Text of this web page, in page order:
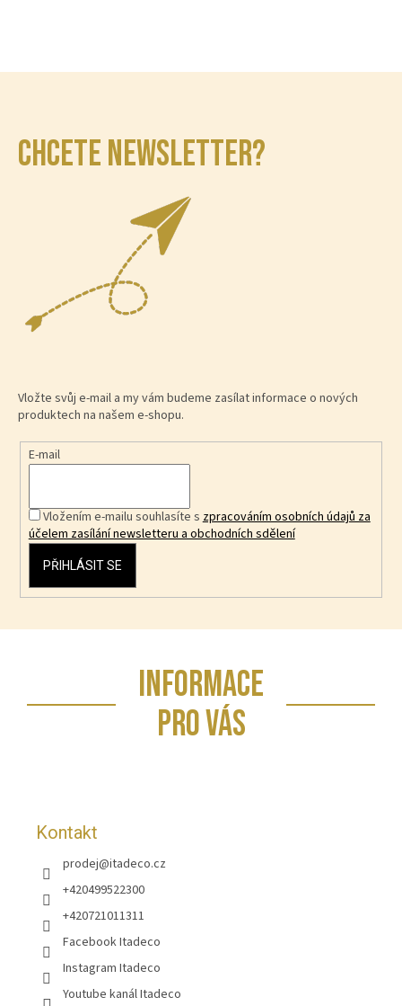
CHCETE NEWSLETTER?
Vložte svůj e-mail a my vám budeme zasílat informace o nových
produktech na našem e-shopu.
E-mail
Vložením e-mailu souhlasíte s zpracováním osobních údajů za
účelem zasílání newsletteru a obchodních sdělení
PŘIHLÁSIT SE
INFORMACE
PRO VÁS
Kontakt
prodej@itadeco.cz
+420499522300
+420721011311
Facebook Itadeco
Instagram Itadeco
Youtube kanál Itadeco